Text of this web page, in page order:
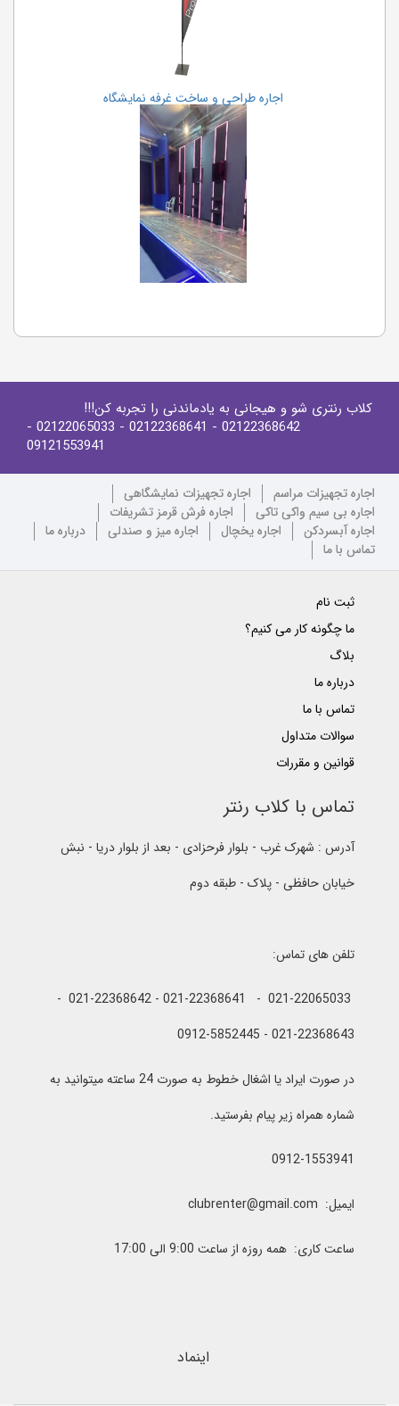
اجاره طراحی و ساخت غرفه نمایشگاه
کلاب رنتری شو و هیجانی به یادماندنی را تجربه کن!!!
02122368642
- 02122368641
- 02122065033
-
09121553941
اجاره تجهیزات مراسم
اجاره تجهیزات نمایشگاهی
اجاره بی سیم واکی تاکی
اجاره فرش قرمز تشریفات
اجاره آبسردکن
اجاره یخچال اجاره میز و صندلی
درباره ما
تماس با ما
ثبت نام
ما چگونه کار می کنیم؟
بلاگ
درباره ما
تماس با ما
سوالات متداول
قوانین و مقررات
تماس با کلاب رنتر
آدرس : شهرک غرب - بلوار فرحزادی - بعد از بلوار دریا - نبش
خیابان حافظی - پلاک - طبقه دوم
تلفن های تماس:
021-22065033 - 021-22368641 - 021-22368642 -
021-22368643 - 0912-5852445
در صورت ایراد یا اشغال خطوط به صورت 24 ساعته میتوانید به
شماره همراه زیر پیام بفرستید.
0912-1553941
ایمیل: clubrenter@gmail.com
ساعت کاری: همه روزه از ساعت 9:00 الی 17:00
اینماد